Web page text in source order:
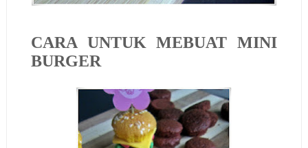
CARA UNTUK MEBUAT MINI
BURGER